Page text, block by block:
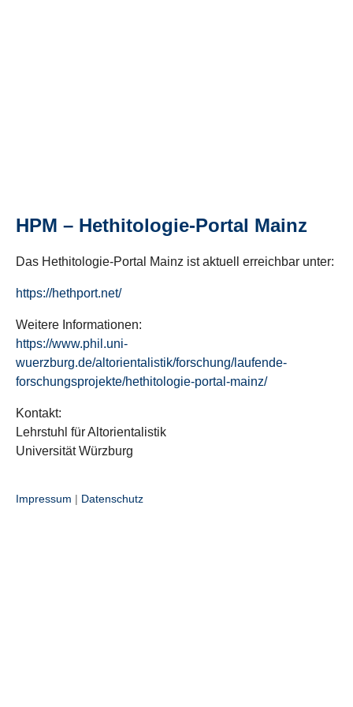
HPM – Hethitologie-Portal Mainz
Das Hethitologie-Portal Mainz ist aktuell erreichbar unter:
https://hethport.net/
Weitere Informationen:
https://www.phil.uni-
wuerzburg.de/altorientalistik/forschung/laufende-
forschungsprojekte/hethitologie-portal-mainz/
Kontakt:
Lehrstuhl für Altorientalistik
Universität Würzburg
Impressum | Datenschutz